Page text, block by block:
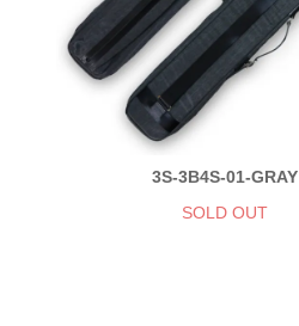
3S-3B4S-01-GRAY
SOLD OUT